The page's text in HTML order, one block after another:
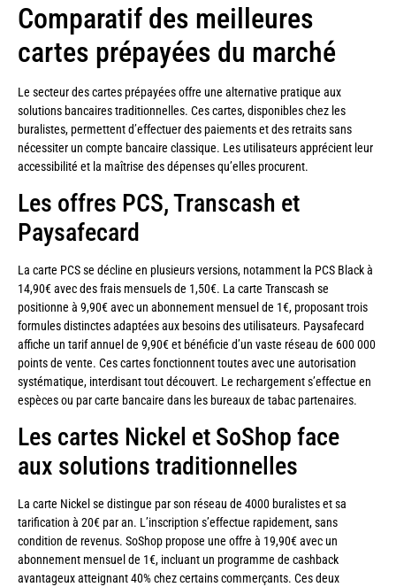
Comparatif des meilleures
cartes prépayées du marché
Le secteur des cartes prépayées offre une alternative pratique aux
solutions bancaires traditionnelles. Ces cartes, disponibles chez les
buralistes, permettent d’effectuer des paiements et des retraits sans
nécessiter un compte bancaire classique. Les utilisateurs apprécient leur
accessibilité et la maîtrise des dépenses qu’elles procurent.
Les offres PCS, Transcash et
Paysafecard
La carte PCS se décline en plusieurs versions, notamment la PCS Black à
14,90€ avec des frais mensuels de 1,50€. La carte Transcash se
positionne à 9,90€ avec un abonnement mensuel de 1€, proposant trois
formules distinctes adaptées aux besoins des utilisateurs. Paysafecard
affiche un tarif annuel de 9,90€ et bénéficie d’un vaste réseau de 600 000
points de vente. Ces cartes fonctionnent toutes avec une autorisation
systématique, interdisant tout découvert. Le rechargement s’effectue en
espèces ou par carte bancaire dans les bureaux de tabac partenaires.
Les cartes Nickel et SoShop face
aux solutions traditionnelles
La carte Nickel se distingue par son réseau de 4000 buralistes et sa
tarification à 20€ par an. L’inscription s’effectue rapidement, sans
condition de revenus. SoShop propose une offre à 19,90€ avec un
abonnement mensuel de 1€, incluant un programme de cashback
avantageux atteignant 40% chez certains commerçants. Ces deux